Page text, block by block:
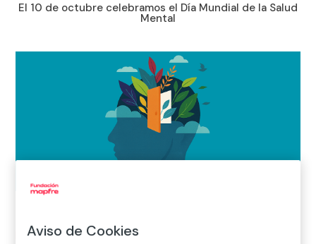
El 10 de octubre celebramos el Día Mundial de la Salud
Mental
Inicio>Blog>La salud mental ante catástrofes y
Aviso de Cookies